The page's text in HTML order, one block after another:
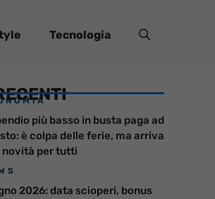
Tecnologia
più basso in busta paga ad
è colpa delle ferie, ma arriva
novità per tutti
2026: data scioperi, bonus